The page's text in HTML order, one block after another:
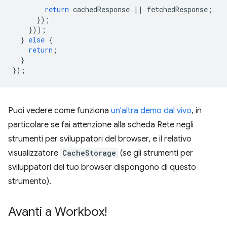
return cachedResponse || fetchedResponse ;
});
}));
} else {
return ;
}
});
Puoi vedere come funziona un'altra demo dal vivo, in
particolare se fai attenzione alla scheda Rete negli
strumenti per sviluppatori del browser, e il relativo
visualizzatore CacheStorage (se gli strumenti per
sviluppatori del tuo browser dispongono di questo
strumento).
Avanti a Workbox!